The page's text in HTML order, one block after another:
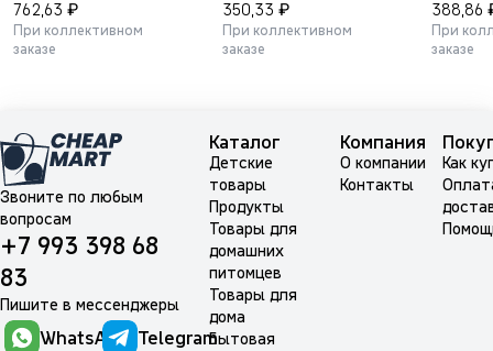
762,63 ₽
При коллективном
заказе
350,33 ₽
При коллективном
заказе
388,86
При
заказе
Звоните по любым
вопросам
+7 993 398 68
83
Пишите в мессенджеры
WhatsApp Telegram
Каталог
Детские
товары
Продукты
Товары для
домашних
питомцев
Товары для
дома
Бытовая
Компания
О компании
Контакты
Как